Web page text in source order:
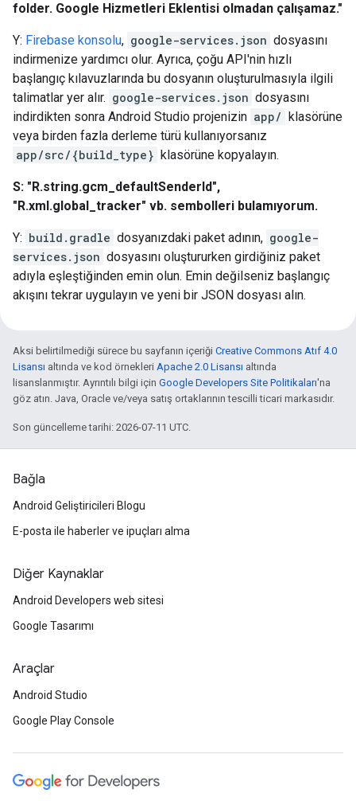
folder. Google Hizmetleri Eklentisi olmadan çalışamaz."
Y: Firebase konsolu, google-services.json dosyasını
indirmenize yardımcı olur. Ayrıca, çoğu API'nin hızlı
başlangıç kılavuzlarında bu dosyanın oluşturulmasıyla ilgili
talimatlar yer alır. google-services.json dosyasını
indirdikten sonra Android Studio projenizin app/ klasörüne
veya birden fazla derleme türü kullanıyorsanız
app/src/{build_type} klasörüne kopyalayın.
S: "R.string.gcm_defaultSenderId",
"R.xml.global_tracker" vb. sembolleri bulamıyorum.
Y: build.gradle dosyanızdaki paket adının, google-
services.json dosyasını oluştururken girdiğiniz paket
adıyla eşleştiğinden emin olun. Emin değilseniz başlangıç
akışını tekrar uygulayın ve yeni bir JSON dosyası alın.
Aksi belirtilmediği sürece bu sayfanın içeriği Creative Commons Atıf 4.0
Lisansı altında ve kod örnekleri Apache 2.0 Lisansı altında
lisanslanmıştır. Ayrıntılı bilgi için Google Developers Site Politikaları'na
göz atın. Java, Oracle ve/veya satış ortaklarının tescilli ticari markasıdır.
Son güncelleme tarihi: 2026-07-11 UTC.
Bağla
Android Geliştiricileri Blogu
E-posta ile haberler ve ipuçları alma
Diğer Kaynaklar
Android Developers web sitesi
Google Tasarımı
Araçlar
Android Studio
Google Play Console